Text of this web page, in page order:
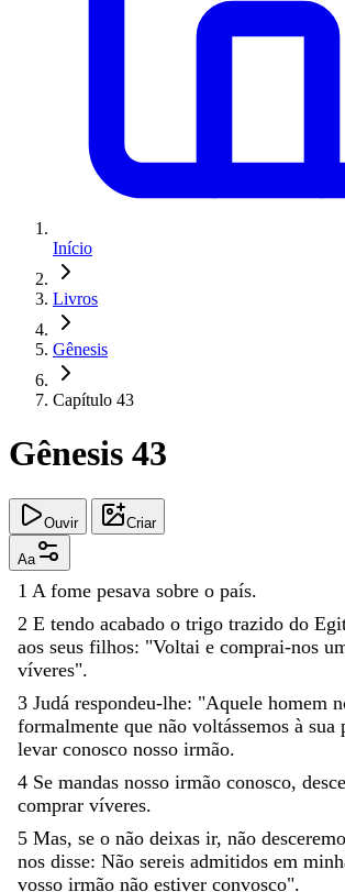
Início
Livros
Gênesis
Capítulo 43
Gênesis 43
Ouvir Criar
Aa
1 A fome pesava sobre o país.
2 E tendo acabado o trigo trazido do
aos seus filhos: "Voltai e comprai-nos
víveres".
3 Judá respondeu-lhe: "Aquele homem
formalmente que não voltássemos à sua
levar conosco nosso irmão.
4 Se mandas nosso irmão conosco,
comprar víveres.
5 Mas, se o não deixas ir, não
nos disse: Não sereis admitidos em
vosso irmão não estiver convosco".